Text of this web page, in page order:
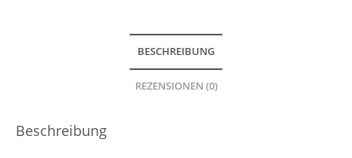
BESCHREIBUNG
REZENSIONEN (0)
Beschreibung